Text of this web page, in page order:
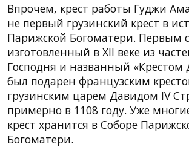
Впрочем, крест работы Гуджи
не первый грузинский крест в
Парижской Богоматери. Первым
изготовленный в XII веке из
Господня и названный «Крестом
был подарен французским
грузинским царем Давидом IV
примерно в 1108 году. Уже
крест хранится в Cоборе
Богоматери.